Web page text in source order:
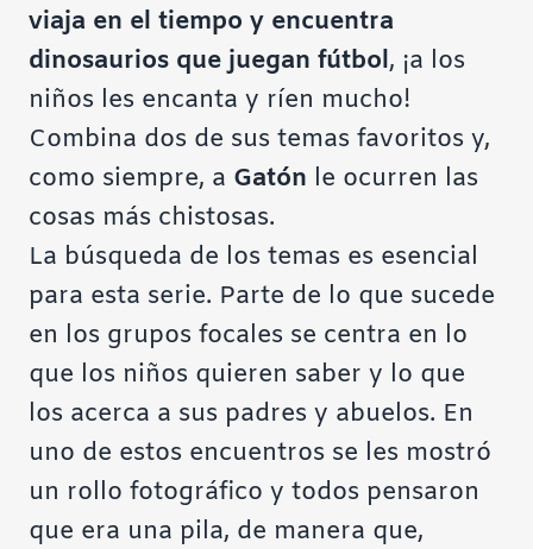
viaja en el tiempo y encuentra
dinosaurios que juegan fútbol, ¡a los
niños les encanta y ríen mucho!
Combina dos de sus temas favoritos y,
como siempre, a Gatón le ocurren las
cosas más chistosas.
La búsqueda de los temas es esencial
para esta serie. Parte de lo que sucede
en los grupos focales se centra en lo
que los niños quieren saber y lo que
los acerca a sus padres y abuelos. En
uno de estos encuentros se les mostró
un rollo fotográfico y todos pensaron
que era una pila, de manera que,